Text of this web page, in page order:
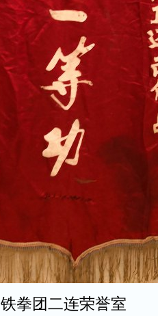
铁拳团二连荣誉室